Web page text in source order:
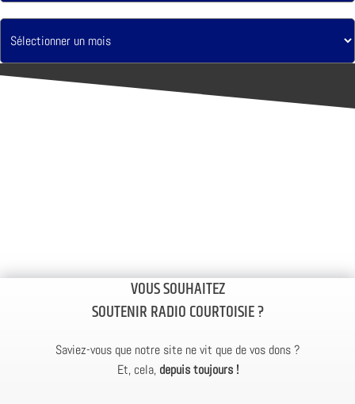
VOUS SOUHAITEZ
SOUTENIR RADIO COURTOISIE ?
Saviez-vous que notre site ne vit que de vos dons ?
Et, cela, depuis toujours !